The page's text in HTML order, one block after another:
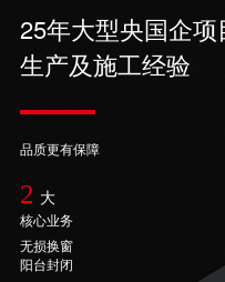
25年大型央国企
生产及施工经验
品质更有保障
2 大
核心业务
无损换窗
阳台封闭